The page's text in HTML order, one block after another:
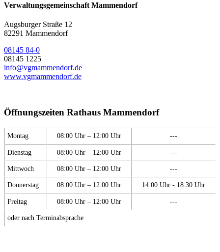
Verwaltungsgemeinschaft Mammendorf
Augsburger Straße 12
82291 Mammendorf
08145 84-0
08145 1225
info@vgmammendorf.de
www.vgmammendorf.de
Öffnungszeiten Rathaus Mammendorf
Montag 08:00 Uhr – 12:00 Uhr ---
Dienstag 08:00 Uhr – 12:00 Uhr ---
Mittwoch 08:00 Uhr – 12:00 Uhr ---
Donnerstag 08:00 Uhr – 12:00 Uhr 14:00 Uhr - 18:30 Uhr
Freitag 08:00 Uhr – 12:00 Uhr ---
oder nach Terminabsprache